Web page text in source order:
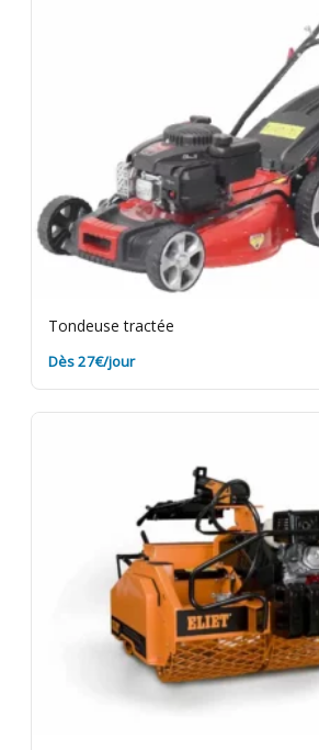
Tondeuse tractée
Dès 27€/jour